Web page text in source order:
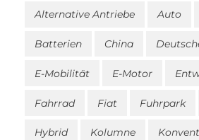
Alternative Antriebe Auto
Batterien China
E-Mobilität E-Motor
Fahrrad Fiat Fuhrpark
Hybrid Kolumne